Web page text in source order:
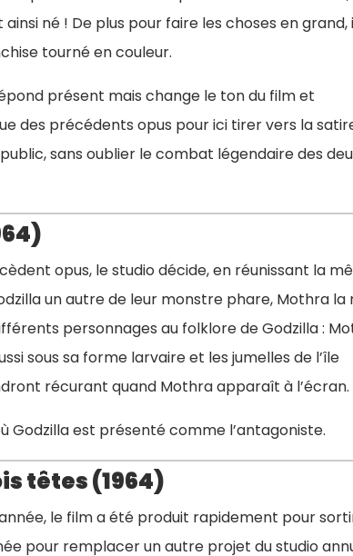
né ! De plus pour faire les choses en grand,
tourné en couleur.
présent mais change le ton du film et
des précédents opus pour ici tirer vers la
sans oublier le combat légendaire des
opus, le studio décide, en réunissant la
un autre de leur monstre phare, Mothra la
personnages au folklore de Godzilla :
sous sa forme larvaire et les jumelles de l’île
récurant quand Mothra apparaît à l’écran.
Godzilla est présenté comme l’antagoniste.
têtes (1964)
le film a été produit rapidement pour
pour remplacer un autre projet du studio